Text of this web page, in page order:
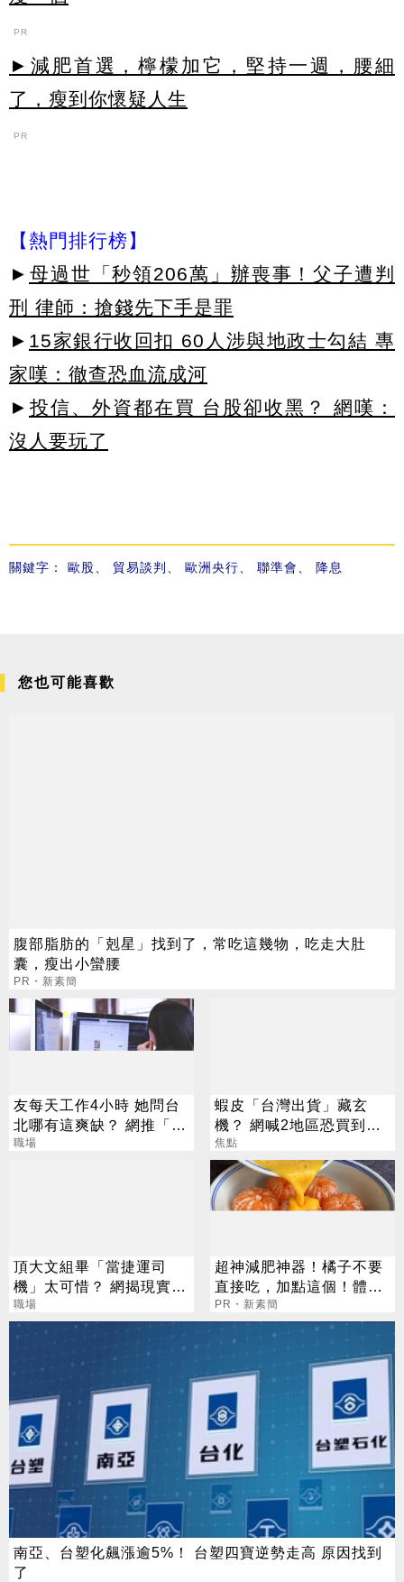
PR
►減肥首選，檸檬加它，堅持一週，腰細
了，瘦到你懷疑人生
PR
【熱門排行榜】
► 母過世「秒領206萬」辦喪事！父子遭判
刑 律師：搶錢先下手是罪
► 15家銀行收回扣 60人涉與地政士勾結 專
家嘆：徹查恐血流成河
► 投信、外資都在買 台股卻收黑？ 網嘆：
沒人要玩了
關鍵字： 歐股 貿易談判 歐洲央行 聯準會 降息
您也可能喜歡
腹部脂肪的「剋星」找到了，常吃這幾物，吃走大肚
囊，瘦出小蠻腰
PR・新素簡
友每天工作4小時 她問台
北哪有這爽缺？ 網推「這
一類」：1天只做10分鐘
職場
蝦皮「台灣出貨」藏玄
機？ 網喊2地區恐買到假
貨 專家揭真相
焦點
頂大文組畢「當捷運司
機」太可惜？ 網揭現實：
高中就能考
職場
超神減肥神器！橘子不要
直接吃，加點這個！體重
天天下降
PR・新素簡
南亞、台塑化飆漲逾5%！ 台塑四寶逆勢走高 原因找到
了